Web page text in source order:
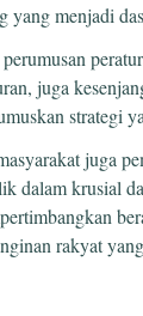
yang menjadi
juga
strategi
juga
dalam krusial
rakyat